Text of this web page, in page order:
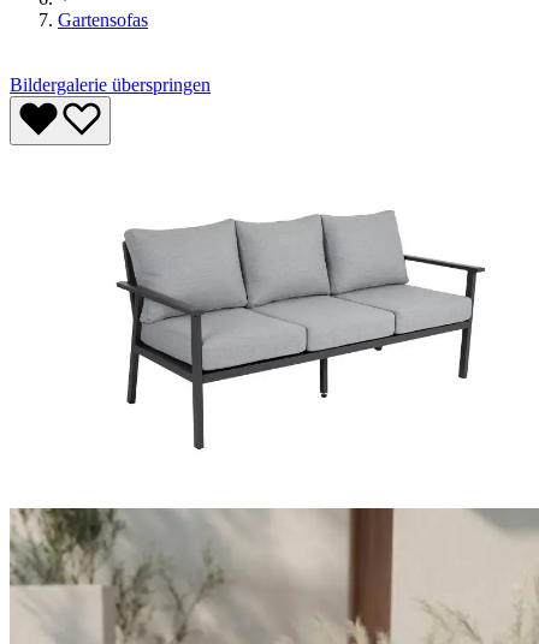
Gartensofas
Bildergalerie überspringen